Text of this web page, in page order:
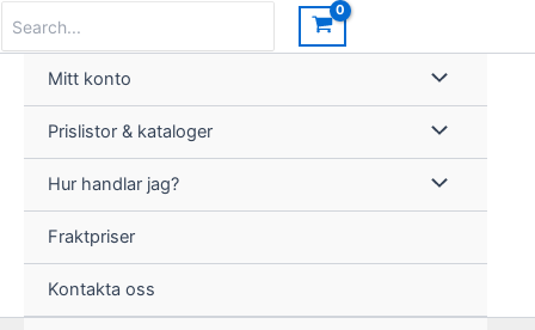
innehåll
for:
Mitt konto
Prislistor & kataloger
Hur handlar jag?
Fraktpriser
Kontakta oss